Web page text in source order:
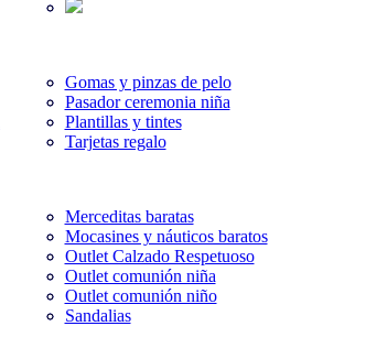
Gomas y pinzas de pelo
Pasador ceremonia niña
Plantillas y tintes
Tarjetas regalo
Merceditas baratas
Mocasines y náuticos baratos
Outlet Calzado Respetuoso
Outlet comunión niña
Outlet comunión niño
Sandalias